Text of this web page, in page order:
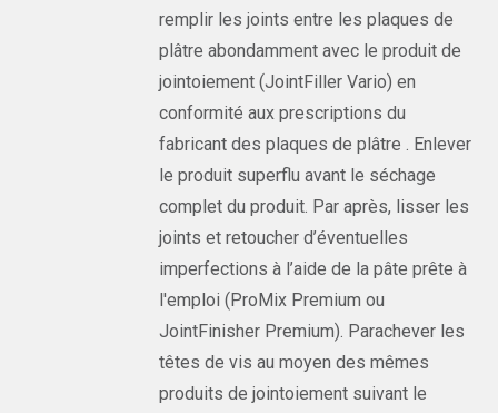
remplir les joints entre les plaques de
plâtre abondamment avec le produit de
jointoiement (JointFiller Vario) en
conformité aux prescriptions du
fabricant des plaques de plâtre . Enlever
le produit superflu avant le séchage
complet du produit. Par après, lisser les
joints et retoucher d’éventuelles
imperfections à l’aide de la pâte prête à
l'emploi (ProMix Premium ou
JointFinisher Premium). Parachever les
têtes de vis au moyen des mêmes
produits de jointoiement suivant le